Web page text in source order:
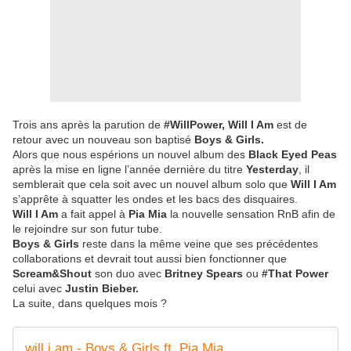
Trois ans après la parution de #WillPower, Will I Am est de
retour avec un nouveau son baptisé Boys & Girls.
Alors que nous espérions un nouvel album des Black Eyed Peas
après la mise en ligne l’année dernière du titre Yesterday , il
semblerait que cela soit avec un nouvel album solo que Will I Am
s’apprête à squatter les ondes et les bacs des disquaires.
Will I Am a fait appel à Pia Mia la nouvelle sensation RnB afin de
le rejoindre sur son futur tube.
Boys & Girls reste dans la même veine que ses précédentes
collaborations et devrait tout aussi bien fonctionner que
Scream&Shout son duo avec Britney Spears ou #That Power
celui avec Justin Bieber.
La suite, dans quelques mois ?